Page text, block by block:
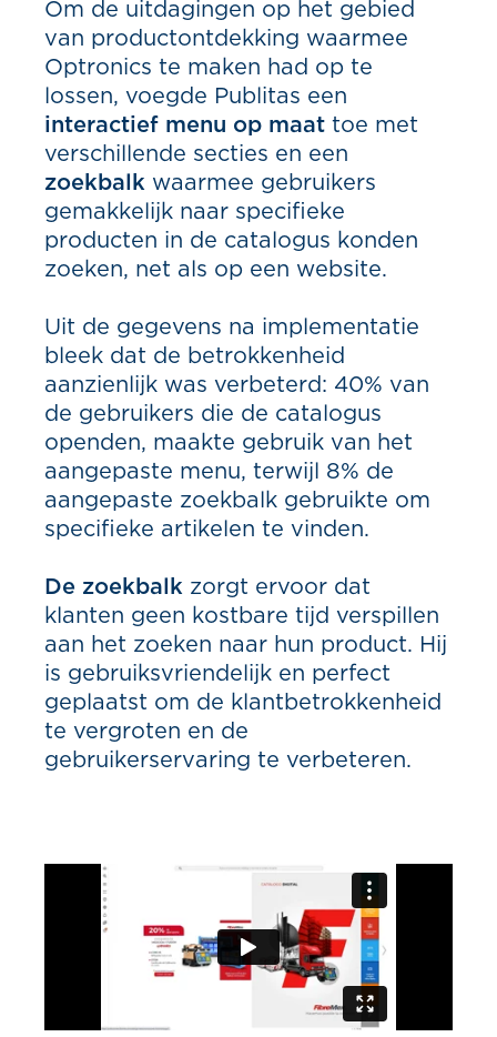
Om de uitdagingen op het gebied
van productontdekking waarmee
Optronics te maken had op te
lossen, voegde Publitas een
interactief menu op maat toe met
verschillende secties en een
zoekbalk waarmee gebruikers
gemakkelijk naar specifieke
producten in de catalogus konden
zoeken, net als op een website.
Uit de gegevens na implementatie
bleek dat de betrokkenheid
aanzienlijk was verbeterd: 40% van
de gebruikers die de catalogus
openden, maakte gebruik van het
aangepaste menu, terwijl 8% de
aangepaste zoekbalk gebruikte om
specifieke artikelen te vinden.
De zoekbalk zorgt ervoor dat
klanten geen kostbare tijd verspillen
aan het zoeken naar hun product. Hij
is gebruiksvriendelijk en perfect
geplaatst om de klantbetrokkenheid
te vergroten en de
gebruikerservaring te verbeteren.